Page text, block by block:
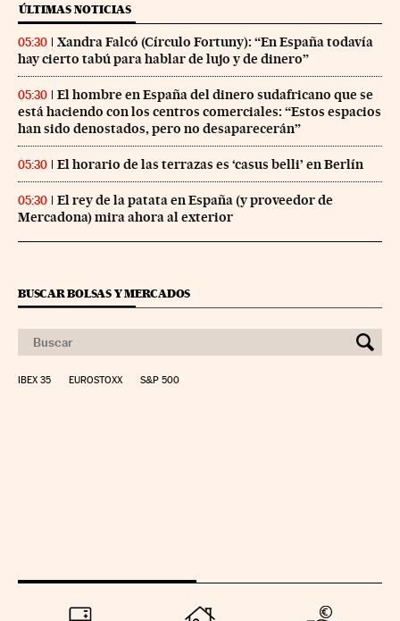
ÚLTIMAS NOTICIAS
05:30
Xandra Falcó (Círculo Fortuny): “En España todavía
hay cierto tabú para hablar de lujo y de dinero”
05:30
El hombre en España del dinero sudafricano que se
está haciendo con los centros comerciales: “Estos espacios
han sido denostados, pero no desaparecerán”
05:30 El horario de las terrazas es ‘casus belli’ en Berlín
05:30
El rey de la patata en España (y proveedor de
Mercadona) mira ahora al exterior
BUSCAR BOLSAS Y MERCADOS
IBEX 35 EUROSTOXX S&P 500